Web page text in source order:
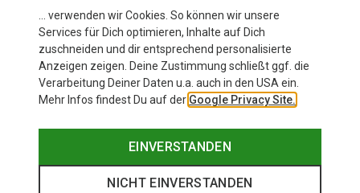
… verwenden wir Cookies. So können wir unsere
Services für Dich optimieren, Inhalte auf Dich
zuschneiden und dir entsprechend personalisierte
Anzeigen zeigen. Deine Zustimmung schließt ggf. die
Verarbeitung Deiner Daten u.a. auch in den USA ein.
Mehr Infos findest Du auf der Google Privacy Site.
EINVERSTANDEN
NICHT EINVERSTANDEN